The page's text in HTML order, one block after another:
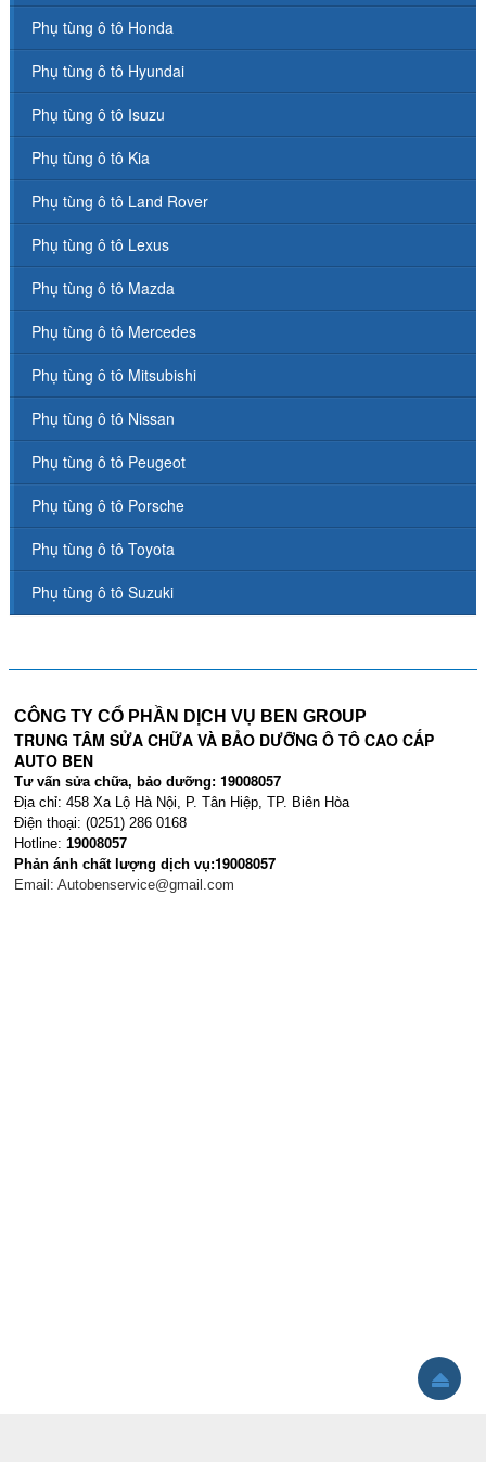
Phụ tùng ô tô Honda
Phụ tùng ô tô Hyundai
Phụ tùng ô tô Isuzu
Phụ tùng ô tô Kia
Phụ tùng ô tô Land Rover
Phụ tùng ô tô Lexus
Phụ tùng ô tô Mazda
Phụ tùng ô tô Mercedes
Phụ tùng ô tô Mitsubishi
Phụ tùng ô tô Nissan
Phụ tùng ô tô Peugeot
Phụ tùng ô tô Porsche
Phụ tùng ô tô Toyota
Phụ tùng ô tô Suzuki
CÔNG TY CỔ PHẦN DỊCH VỤ BEN GROUP
TRUNG TÂM SỬA CHỮA VÀ BẢO DƯỠNG Ô TÔ CAO CẤP
AUTO BEN
Tư vấn sửa chữa, bảo dưỡng: 19008057
Địa chỉ: 458 Xa Lộ Hà Nội, P. Tân Hiệp, TP. Biên Hòa
Điện thoại: (0251) 286 0168
Hotline: 19008057
Phản ánh chất lượng dịch vụ:19008057
Email: Autobenservice@gmail.com